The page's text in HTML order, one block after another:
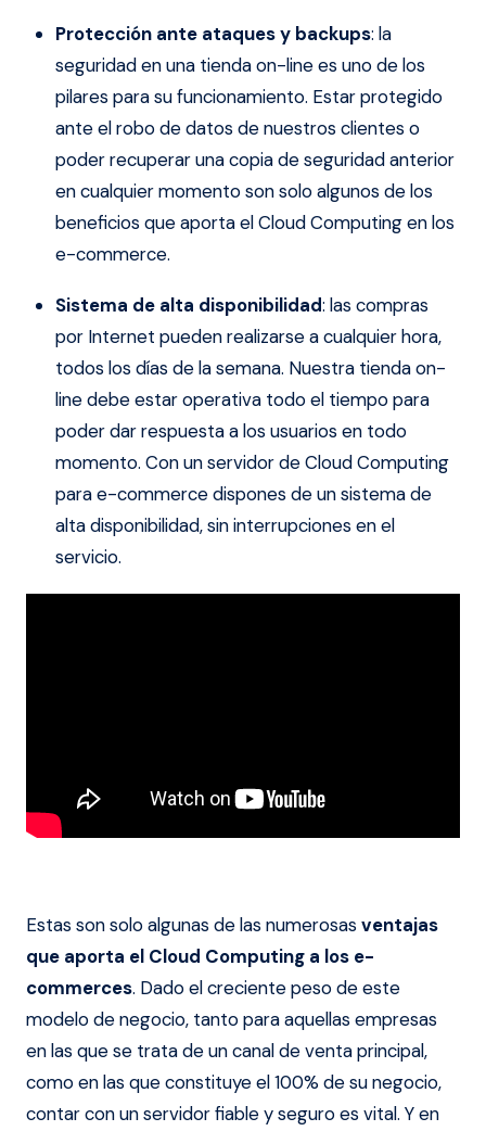
Protección ante ataques y backups: la
seguridad en una tienda on-line es uno de los
pilares para su funcionamiento. Estar protegido
ante el robo de datos de nuestros clientes o
poder recuperar una copia de seguridad anterior
en cualquier momento son solo algunos de los
beneficios que aporta el Cloud Computing en los
e-commerce.
Sistema de alta disponibilidad: las compras
por Internet pueden realizarse a cualquier hora,
todos los días de la semana. Nuestra tienda on-
line debe estar operativa todo el tiempo para
poder dar respuesta a los usuarios en todo
momento. Con un servidor de Cloud Computing
para e-commerce dispones de un sistema de
alta disponibilidad, sin interrupciones en el
servicio.
Estas son solo algunas de las numerosas ventajas
que aporta el Cloud Computing a los e-
commerces. Dado el creciente peso de este
modelo de negocio, tanto para aquellas empresas
en las que se trata de un canal de venta principal,
como en las que constituye el 100% de su negocio,
contar con un servidor fiable y seguro es vital. Y en